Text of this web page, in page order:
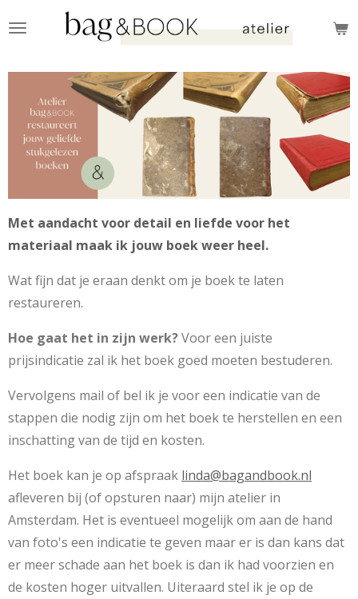
hoofdinhoud
Met aandacht voor detail en liefde voor het
materiaal maak ik jouw boek weer heel.
Wat fijn dat je eraan denkt om je boek te laten
restaureren.
Hoe gaat het in zijn werk?Voor een juiste
prijsindicatie zal ik het boek goed moeten bestuderen.
Vervolgens mail of bel ik je voor een indicatie van de
stappen die nodig zijn om het boek te herstellen en een
inschatting van de tijd en kosten.
Het boek kan je op afspraak linda@bagandbook.nl
afleveren bij (of opsturen naar) mijn atelier in
Amsterdam. Het is eventueel mogelijk om aan de hand
van foto's een indicatie te geven maar er is dan kans dat
er meer schade aan het boek is dan ik had voorzien en
de kosten hoger uitvallen. Uiteraard stel ik je op de